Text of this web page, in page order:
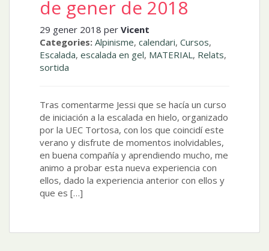
de gener de 2018
29 gener 2018 per Vicent
Categories: Alpinisme, calendari, Cursos,
Escalada, escalada en gel, MATERIAL , Relats,
sortida
Tras comentarme Jessi que se hacía un curso
de iniciación a la escalada en hielo, organizado
por la UEC Tortosa, con los que coincidí este
verano y disfrute de momentos inolvidables,
en buena compañía y aprendiendo mucho, me
animo a probar esta nueva experiencia con
ellos, dado la experiencia anterior con ellos y
que es […]